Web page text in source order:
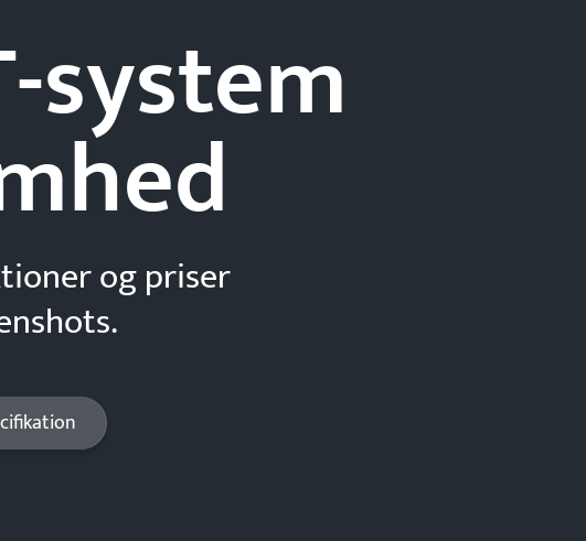
system
og priser